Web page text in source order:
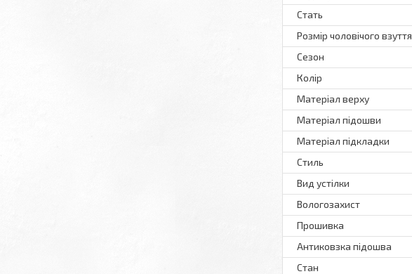
Стать
Розмір чоловічого взуття
Сезон
Колір
Матеріал верху
Матеріал підошви
Матеріал підкладки
Стиль
Вид устілки
Вологозахист
Прошивка
Антиковзка підошва
Стан